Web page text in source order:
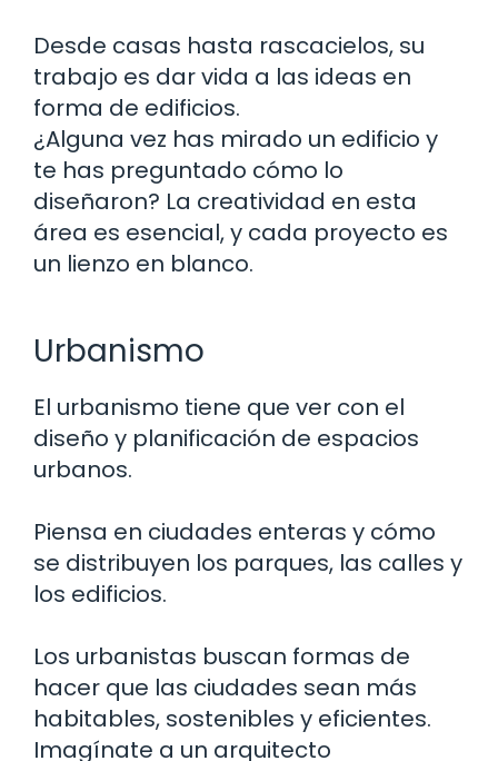
Desde casas hasta rascacielos, su
trabajo es dar vida a las ideas en
forma de edificios.
¿Alguna vez has mirado un edificio y
te has preguntado cómo lo
diseñaron? La creatividad en esta
área es esencial, y cada proyecto es
un lienzo en blanco.
Urbanismo
El urbanismo tiene que ver con el
diseño y planificación de espacios
urbanos.
Piensa en ciudades enteras y cómo
se distribuyen los parques, las calles y
los edificios.
Los urbanistas buscan formas de
hacer que las ciudades sean más
habitables, sostenibles y eficientes.
Imagínate a un arquitecto